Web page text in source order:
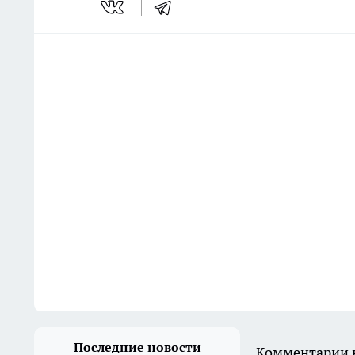
Последние новости